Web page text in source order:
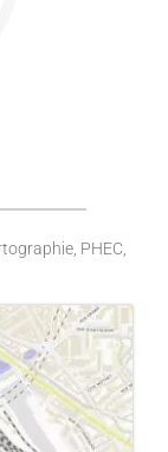
PHEC,